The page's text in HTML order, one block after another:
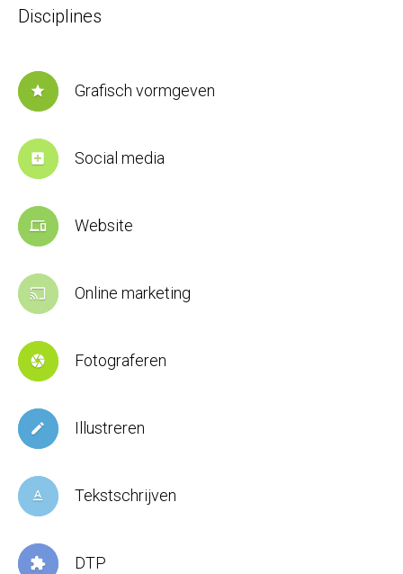
Disciplines
star Grafisch vormgeven
add_box Social media
devices Website
cast Online marketing
camera Fotograferen
create Illustreren
text_format Tekstschrijven
extension DTP